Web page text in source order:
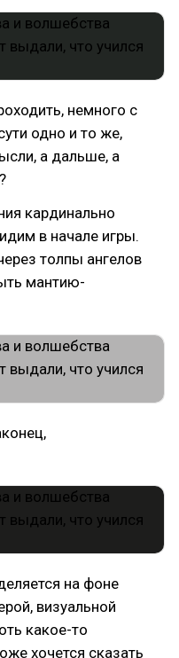
немного с
одно и то же,
а дальше, а
кардинально
в начале игры.
толпы ангелов
мантию-
на фоне
визуальной
какое-то
хочется сказать